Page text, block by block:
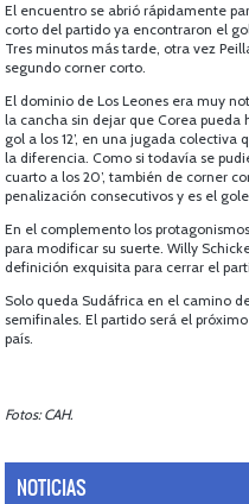
El encuentro se abrió rápidamente
corto del partido ya encontraron el
Tres minutos más tarde, otra vez
segundo corner corto.
El dominio de Los Leones era muy
la cancha sin dejar que Corea
gol a los 12’, en una jugada
la diferencia. Como si todavía se
cuarto a los 20’, también de corner
penalización consecutivos y es el
En el complemento los
para modificar su suerte. Willy
definición exquisita para cerrar el
Solo queda Sudáfrica en el camino
semifinales. El partido será el
país.
Fotos: CAH.
NOTICIAS